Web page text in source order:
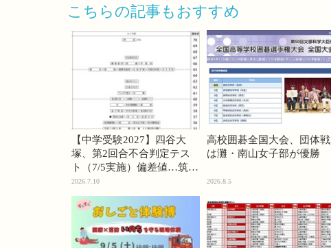
こちらの記事もおすすめ
【中学受験2027】四谷大
塚、第2回合不合判定テス
ト（7/5実施）偏差値…筑駒
74・桜蔭70＜PR＞
2026.7.10
高校囲碁全国大会、団体戦
は灘・南山女子部が優勝
2026.8.5